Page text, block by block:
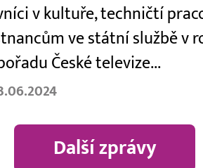
v kultuře, techničtí
ve státní službě v
České televize...
Další zprávy